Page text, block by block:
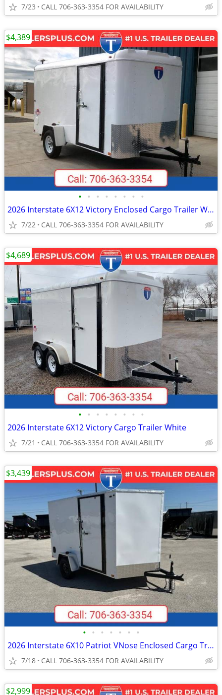
7/23 CALL 706-363-3354 FOR AVAILABILITY
• • • • • • • •
2026 Interstate 6X12 Victory Enclosed Cargo Trailer White
7/22 CALL 706-363-3354 FOR AVAILABILITY
$4,389
• • • • • • • •
2026 Interstate 6X12 Victory Cargo Trailer White
7/21 CALL 706-363-3354 FOR AVAILABILITY
$4,689
• • • • • • •
2026 Interstate 6X10 Patriot VNose Enclosed Cargo Trailer White
7/18 CALL 706-363-3354 FOR AVAILABILITY
$3,439
$2,999